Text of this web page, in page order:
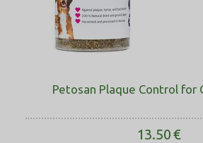
Petosan Plaque Control for
13.50€